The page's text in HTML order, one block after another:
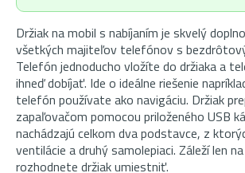
Držiak na mobil s nabíjaním je skvelý
všetkých majiteľov telefónov s
Telefón jednoducho vložíte do držiaka a
ihneď dobíjať. Ide o ideálne riešenie
telefón používate ako navigáciu. Držiak
zapaľovačom pomocou priloženého USB
nachádzajú celkom dva podstavce, z
ventilácie a druhý samolepiaci. Záleží len
rozhodnete držiak umiestniť.